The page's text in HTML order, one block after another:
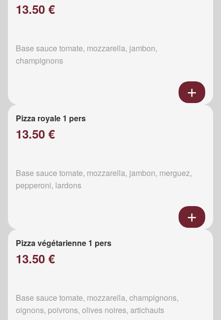
13.50 €
Base sauce tomate, mozzarella, jambon,
champignons
Pizza royale 1 pers
13.50 €
Base sauce tomate, mozzarella, jambon, merguez,
pepperoni, lardons
Pizza végétarienne 1 pers
13.50 €
Base sauce tomate, mozzarella, champignons,
oignons, poivrons, olives noires, artichauts